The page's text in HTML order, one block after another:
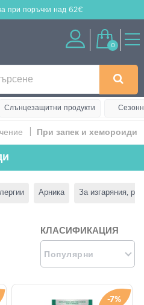
при поръчки над 62€
0
Слънцезащитни продукти
При запек и хемороиди
Арника За изгаряния,
КЛАСИФИКАЦИЯ
Популярни
-7%